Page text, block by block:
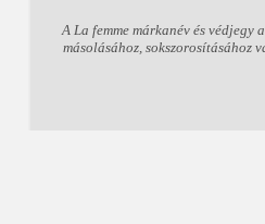
A La femme márkanév és
másolásához, sokszorosításához